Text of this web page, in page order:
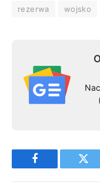
rezerwa wojsko
Facebook